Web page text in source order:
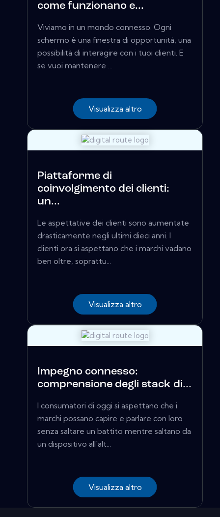
come funzionano e...
Viviamo in un mondo connesso. Ogni
schermo è una finestra di opportunità, una
possibilità di interagire con i tuoi clienti. E
se vuoi mantenere ...
Visualizza altro
Piattaforme di
coinvolgimento dei clienti:
un...
Le aspettative dei clienti sono aumentate
drasticamente negli ultimi dieci anni. I
clienti ora si aspettano che i marchi vadano
ben oltre, soprattu...
Visualizza altro
Impegno connesso:
comprensione degli stack di...
I consumatori di oggi si aspettano che i
marchi possano capire e parlare con loro
senza saltare un battito mentre saltano da
un dispositivo all'alt...
Visualizza altro